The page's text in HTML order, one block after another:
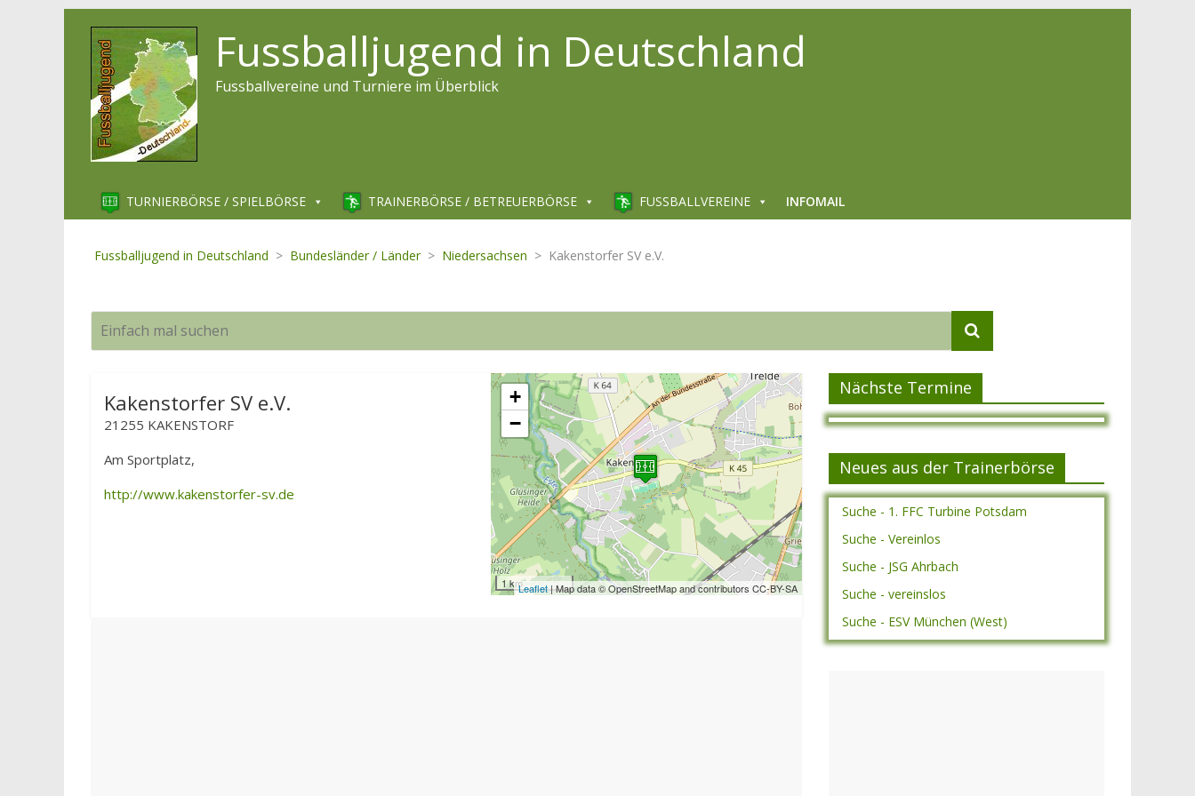
Fussballjugend in Deutschland
Fussballvereine und Turniere im Überblick
TURNIERBÖRSE / SPIELBÖRSE TRAINERBÖRSE / BETREUERBÖRSE FUSSBALLVEREINE INFOMAIL
Fussballjugend in Deutschland > Bundesländer / Länder > Niedersachsen > Kakenstorfer SV e.V.
+
−
1 kmLeaflet| Map data © OpenStreetMap and contributors CC-BY-SA
Kakenstorfer SV e.V.
21255 KAKENSTORF
Am Sportplatz,
http://www.kakenstorfer-sv.de
Nächste Termine
Neues aus der Trainerbörse
Suche - 1. FFC Turbine Potsdam
Suche - Vereinlos
Suche - JSG Ahrbach
Suche - vereinslos
Suche - ESV München (West)